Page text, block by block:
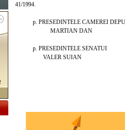
41/1994.
p. PRESEDINTELE CAMEREI
MARTIAN DAN
p. PRESEDINTELE SENATUI
VALER SUIAN